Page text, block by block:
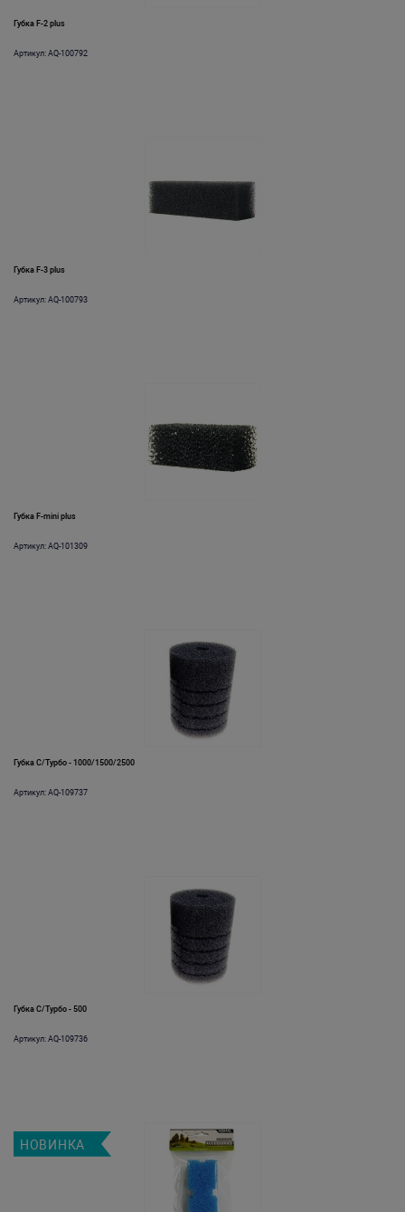
Губка F-2 plus
Артикул: AQ-100792
Губка F-3 plus
Артикул: AQ-100793
Губка F-mini plus
Артикул: AQ-101309
Губка С/Турбо - 1000/1500/2500
Артикул: AQ-109737
Губка С/Турбо - 500
Артикул: AQ-109736
НОВИНКА